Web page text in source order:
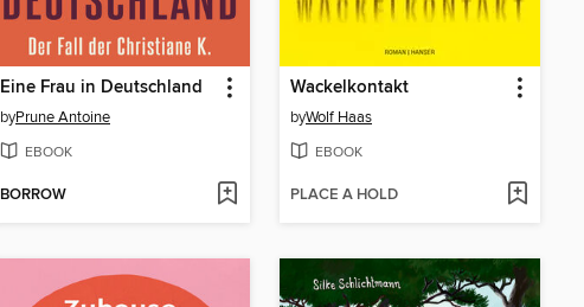
Eine Frau in Deutschland
byPrune Antoine
EBOOK
BORROW
Wackelkontakt
byWolf Haas
EBOOK
PLACE A HOLD